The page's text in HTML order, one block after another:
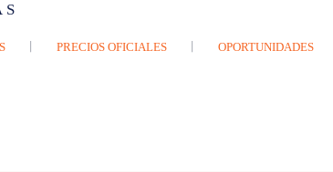
PRECIOS OFICIALES OPORTUNIDADES